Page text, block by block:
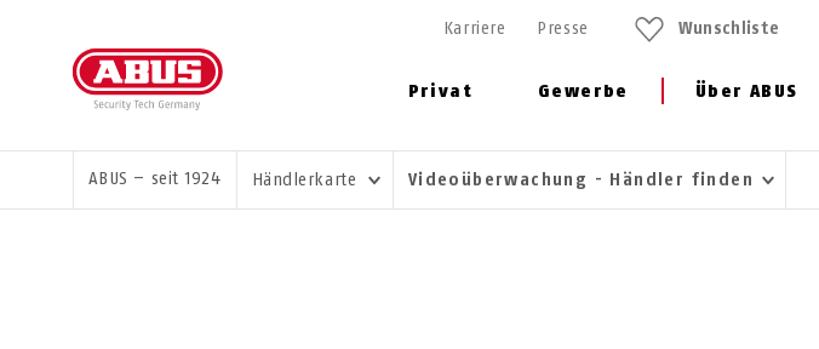
Privat Gewerbe Über ABUS
Karriere Presse Wunschliste
SIE SIND HIER:
ABUS – seit 1924 Händlerkarte Videoüberwachung - Händler finden